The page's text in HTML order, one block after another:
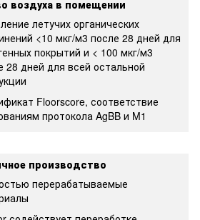
воздуха в помещении
летучих органических
<10 мкг/м3 после 28 дней для
покрытий и < 100 мкг/м3
28 дней для всей остальной
Floorscore, соответствие
протокола AgBB и M1
производство
перерабатываемые